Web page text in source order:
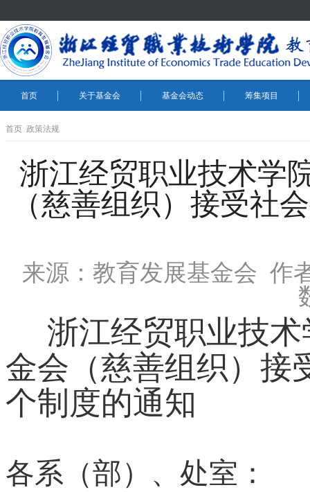
首页 关于基金会 基金会动态 筹集项目
首页 政策法规
浙江经贸职业技术学
（慈善组织）接受社
来源：教育发展基金会 作
浙江经贸职业技术
金会（慈善组织）接
个制度的通知
各系（部）、处室：